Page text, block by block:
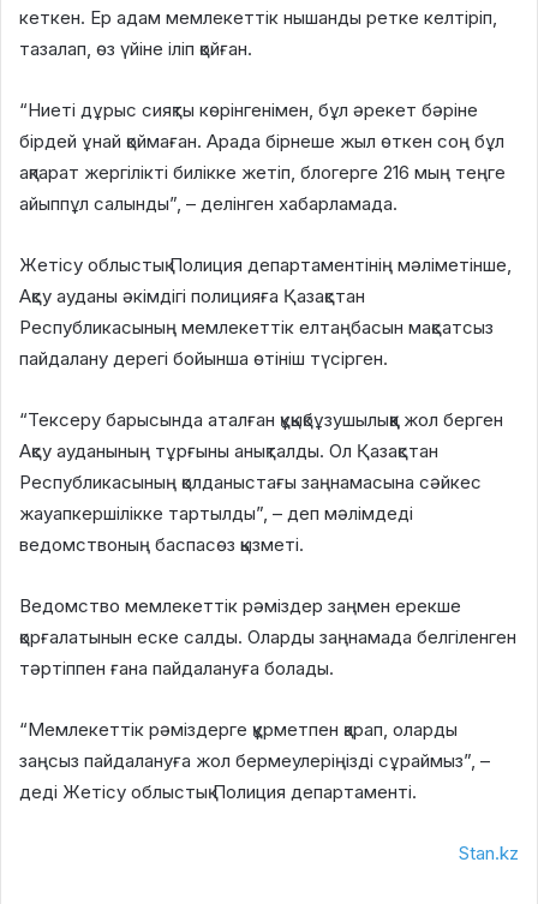
кеткен. Ер адам мемлекеттік нышанды ретке келтіріп,
тазалап, өз үйіне іліп қойған.
“Ниеті дұрыс сияқты көрінгенімен, бұл әрекет бәріне
бірдей ұнай қоймаған. Арада бірнеше жыл өткен соң бұл
ақпарат жергілікті билікке жетіп, блогерге 216 мың теңге
айыппұл салынды”, – делінген хабарламада.
Жетісу облыстық Полиция департаментінің мәліметінше,
Ақсу ауданы әкімдігі полицияға Қазақстан
Республикасының мемлекеттік елтаңбасын мақсатсыз
пайдалану дерегі бойынша өтініш түсірген.
“Тексеру барысында аталған құқықбұзушылыққа жол берген
Ақсу ауданының тұрғыны анықталды. Ол Қазақстан
Республикасының қолданыстағы заңнамасына сәйкес
жауапкершілікке тартылды”, – деп мәлімдеді
ведомствоның баспасөз қызметі.
Ведомство мемлекеттік рәміздер заңмен ерекше
қорғалатынын еске салды. Оларды заңнамада белгіленген
тәртіппен ғана пайдалануға болады.
“Мемлекеттік рәміздерге құрметпен қарап, оларды
заңсыз пайдалануға жол бермеулеріңізді сұраймыз”, –
деді Жетісу облыстық Полиция департаменті.
Stan.kz